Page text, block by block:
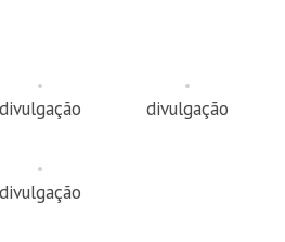
divulgação divulgação
divulgação